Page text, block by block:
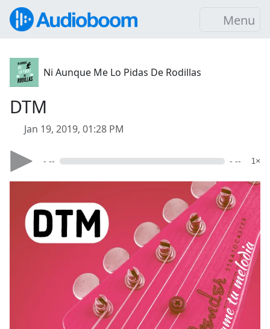
Menu
Ni Aunque Me Lo Pidas De Rodillas
DTM
Jan 19, 2019, 01:28 PM
- -- - -- 1×